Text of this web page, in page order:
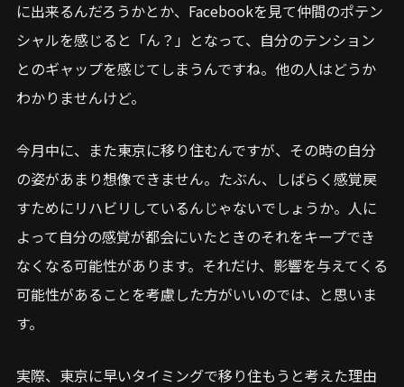
に出来るんだろうかとか、Facebookを見て仲間のポテン
シャルを感じると「ん？」となって、自分のテンション
とのギャップを感じてしまうんですね。他の人はどうか
わかりませんけど。
今月中に、また東京に移り住むんですが、その時の自分
の姿があまり想像できません。たぶん、しばらく感覚戻
すためにリハビリしているんじゃないでしょうか。人に
よって自分の感覚が都会にいたときのそれをキープでき
なくなる可能性があります。それだけ、影響を与えてくる
可能性があることを考慮した方がいいのでは、と思いま
す。
実際、東京に早いタイミングで移り住もうと考えた理由